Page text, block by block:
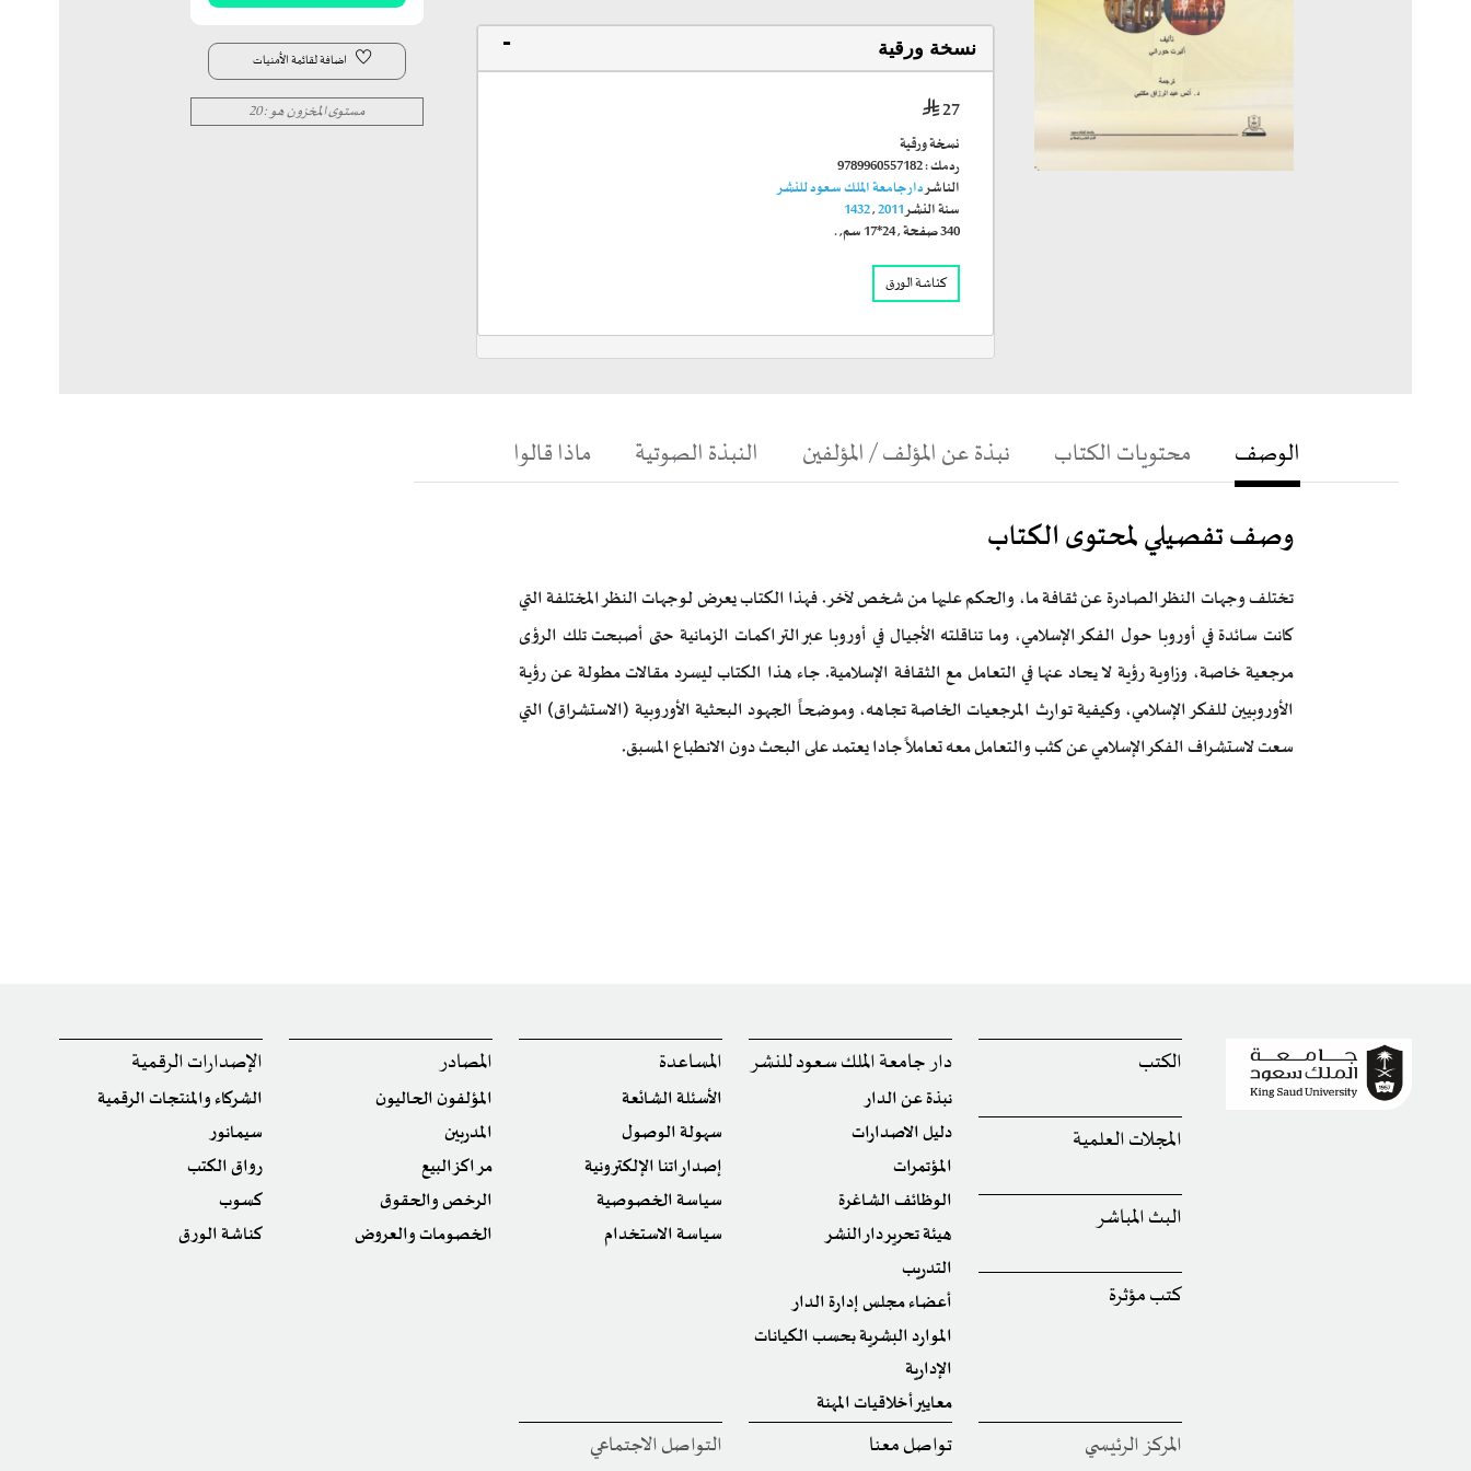
نسخة ورقية
27
نسخة ورقية
ردمك :9789960557182
الناشردار جامعة الملك سعود للنشر
سنة النشر2011
,
1432
340صفحة,24*17 سم , .
كناشة الورق
اضافة لقائمة الأمنيات
مستوى المخزون هو : 20
الوصف محتويات الكتاب نبذة عن المؤلف / المؤلفين النبذة الصوتية ماذا قالوا
وصف تفصيلي لمحتوى الكتاب
تختلف وجهات النظر الصادرة عن ثقافة ما، والحكم عليها من شخص لآخر. فهذا الكتاب يعرض لوجهات النظر المختلفة التي
كانت سائدة في أوروبا حول الفكر الإسلامي، وما تناقلته الأجيال في أوروبا عبر التراكمات الزمانية حتى أصبحت تلك الرؤى
مرجعية خاصة، وزاوية رؤية لا يحاد عنها في التعامل مع الثقافة الإسلامية. جاء هذا الكتاب ليسرد مقالات مطولة عن رؤية
الأوروبيين للفكر الإسلامي، وكيفية توارث المرجعيات الخاصة تجاهه، وموضحاً الجهود البحثية الأوروبية (الاستشراق) التي
سعت لاستشراف الفكر الإسلامي عن كثب والتعامل معه تعاملاً جادا يعتمد على البحث دون الانطباع المسبق.
الكتب
المجلات العلمية
البث المباشر
كتب مؤثرة
دار جامعة الملك سعود للنشر
نبذة عن الدار
دليل الاصدارات
المؤتمرات
الوظائف الشاغرة
هيئة تحرير دار النشر
التدريب
أعضاء مجلس إدارة الدار
الموارد البشرية بحسب الكيانات
الإدارية
معايير أخلاقيات المهنة
المساعدة
الأسئلة الشائعة
سهولة الوصول
إصداراتنا الإلكترونية
سياسة الخصوصية
سياسة الاستخدام
المصادر
المؤلفون الحاليون
المدربين
مراكز البيع
الرخص والحقوق
الخصومات والعروض
الإصدارات الرقمية
الشركاء والمنتجات الرقمية
سيمانور
رواق الكتب
كسوب
كناشة الورق
المركز الرئيسي تواصل معنا التواصل الاجتماعي